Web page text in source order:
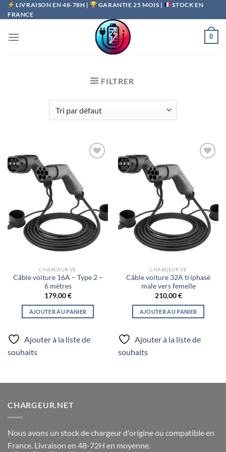
Passer
au
LIVRAISON EN 48-78H | GARANTIE 25 MOIS |
STOCK EN
FRANCE
0
FILTRER
à la liste
souhaits
CHARGEUR VE
Câble voiture 16A – Type 2 –
6 mètres
179,00€
AJOUTER AU PANIER
Ajouter à la liste de
souhaits
à la liste
souhaits
CHARGEUR VE
Câble voiture 32A triphasé
male vers femelle
210,00€
AJOUTER AU PANIER
Ajouter à la liste de
souhaits
CHARGEUR.NET
Nous avons un stock de chargeur d'origine ou compatible en
France. Livraison en 48-72H en moyenne.